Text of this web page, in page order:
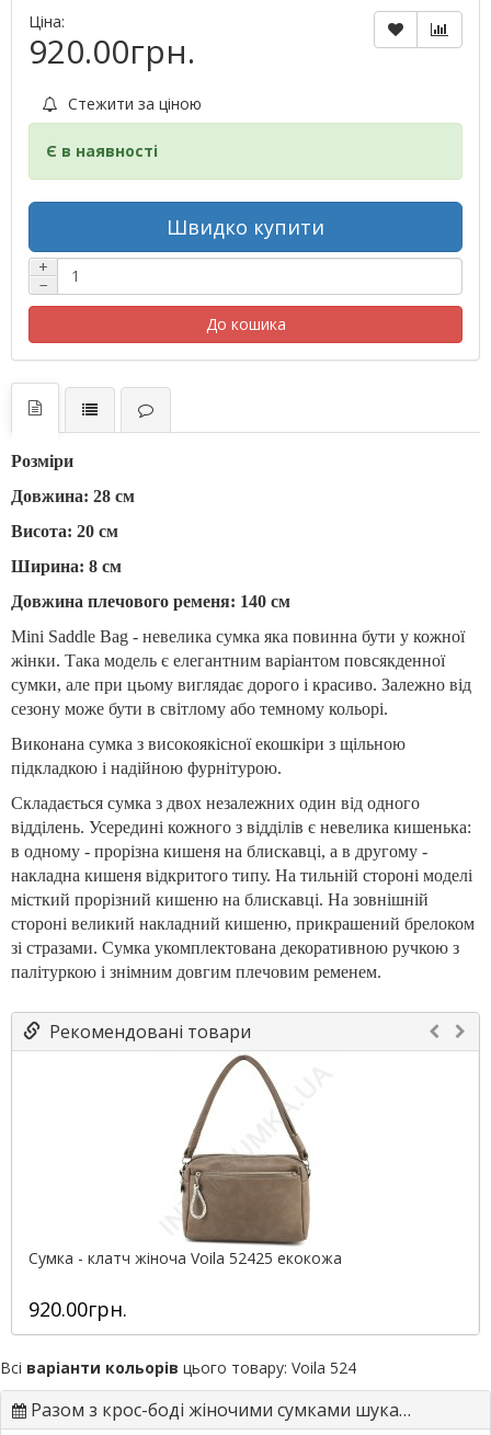
Ціна:
920.00грн.
Стежити за ціною
Є в наявності
Швидко купити
+
−
До кошика
Розміри
Довжина: 28 см
Висота: 20 см
Ширина: 8 см
Довжина плечового ременя: 140 см
Mini Saddle Bag - невелика сумка яка повинна бути у кожної
жінки. Така модель є елегантним варіантом повсякденної
сумки, але при цьому виглядає дорого і красиво. Залежно від
сезону може бути в світлому або темному кольорі.
Виконана сумка з високоякісної екошкіри з щільною
підкладкою і надійною фурнітурою.
Складається сумка з двох незалежних один від одного
відділень. Усередині кожного з відділів є невелика кишенька:
в одному - прорізна кишеня на блискавці, а в другому -
накладна кишеня відкритого типу. На тильній стороні моделі
місткий прорізний кишеню на блискавці. На зовнішній
стороні великий накладний кишеню, прикрашений брелоком
зі стразами. Сумка укомплектована декоративною ручкою з
палітуркою і знімним довгим плечовим ременем.
Рекомендовані товари
Сумка - клатч жіноча Voila 52425 екокожа
920.00грн.
Всі варіанти кольорів цього товару: Voila 524
Разом з крос-боді жіночими сумками шукають